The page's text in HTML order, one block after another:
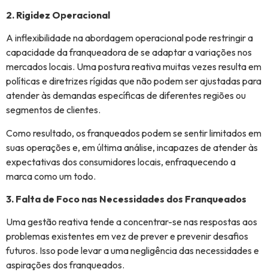
2. Rigidez Operacional
A inflexibilidade na abordagem operacional pode restringir a
capacidade da franqueadora de se adaptar a variações nos
mercados locais. Uma postura reativa muitas vezes resulta em
políticas e diretrizes rígidas que não podem ser ajustadas para
atender às demandas específicas de diferentes regiões ou
segmentos de clientes.
Como resultado, os franqueados podem se sentir limitados em
suas operações e, em última análise, incapazes de atender às
expectativas dos consumidores locais, enfraquecendo a
marca como um todo.
3. Falta de Foco nas Necessidades dos Franqueados
Uma gestão reativa tende a concentrar-se nas respostas aos
problemas existentes em vez de prever e prevenir desafios
futuros. Isso pode levar a uma negligência das necessidades e
aspirações dos franqueados.